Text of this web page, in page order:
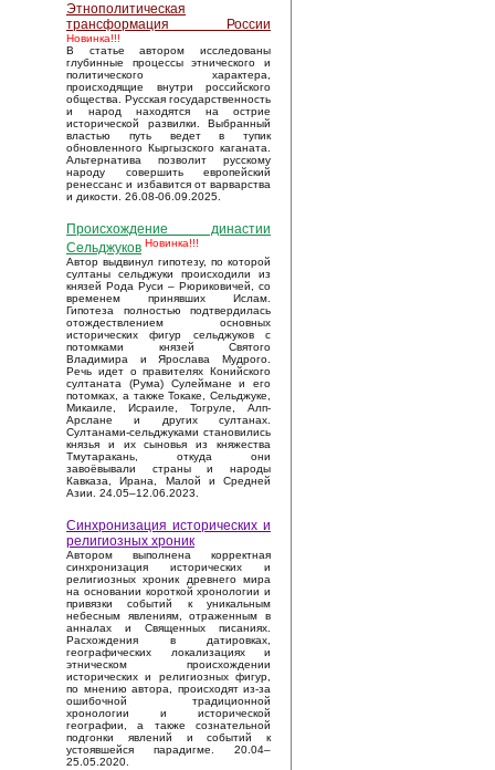
Этнополитическая
трансформация России
Новинка!!!
В статье автором исследованы
глубинные процессы этнического и
политического характера,
происходящие внутри российского
общества. Русская государственность
и народ находятся на острие
исторической развилки. Выбранный
властью путь ведет в тупик
обновленного Кыргызского каганата.
Альтернатива позволит русскому
народу совершить европейский
ренессанс и избавится от варварства
и дикости. 26.08-06.09.2025.
Происхождение династии
Сельджуков Новинка!!!
Автор выдвинул гипотезу, по которой
султаны сельджуки происходили из
князей Рода Руси – Рюриковичей, со
временем принявших Ислам.
Гипотеза полностью подтвердилась
отождествлением основных
исторических фигур сельджуков с
потомками князей Святого
Владимира и Ярослава Мудрого.
Речь идет о правителях Конийского
султаната (Рума) Сулеймане и его
потомках, а также Токаке, Сельджуке,
Микаиле, Исраиле, Тогруле, Алп-
Арслане и других султанах.
Султанами-сельджуками становились
князья и их сыновья из княжества
Тмутаракань, откуда они
завоёвывали страны и народы
Кавказа, Ирана, Малой и Средней
Азии. 24.05–12.06.2023.
Синхронизация исторических и
религиозных хроник
Автором выполнена корректная
синхронизация исторических и
религиозных хроник древнего мира
на основании короткой хронологии и
привязки событий к уникальным
небесным явлениям, отраженным в
анналах и Священных писаниях.
Расхождения в датировках,
географических локализациях и
этническом происхождении
исторических и религиозных фигур,
по мнению автора, происходят из-за
ошибочной традиционной
хронологии и исторической
географии, а также сознательной
подгонки явлений и событий к
устоявшейся парадигме. 20.04–
25.05.2020.